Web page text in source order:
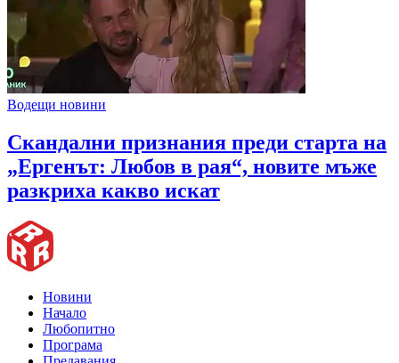
Водещи новини
Скандални признания преди старта на
„Ергенът: Любов в рая“, новите мъже
разкриха какво искат
Новини
Начало
Любопитно
Програма